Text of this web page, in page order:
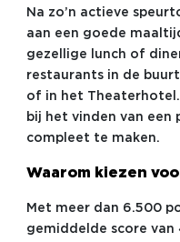
Na zo’n actieve
aan een goede
gezellige lunch of
restaurants in de
of in het
bij het vinden van een
compleet te maken.
Waarom kiezen
Met meer dan 6.500
gemiddelde score van